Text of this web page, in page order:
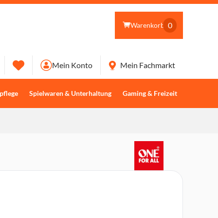
Warenkorb 0
Spielwaren & Unterhaltung Gaming & Freizeit
Mein Konto Mein Fachmarkt